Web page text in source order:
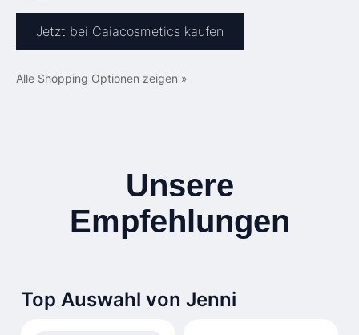
Jetzt bei Caiacosmetics kaufen
Alle Shopping Optionen zeigen »
Unsere
Empfehlungen
Top Auswahl von Jenni